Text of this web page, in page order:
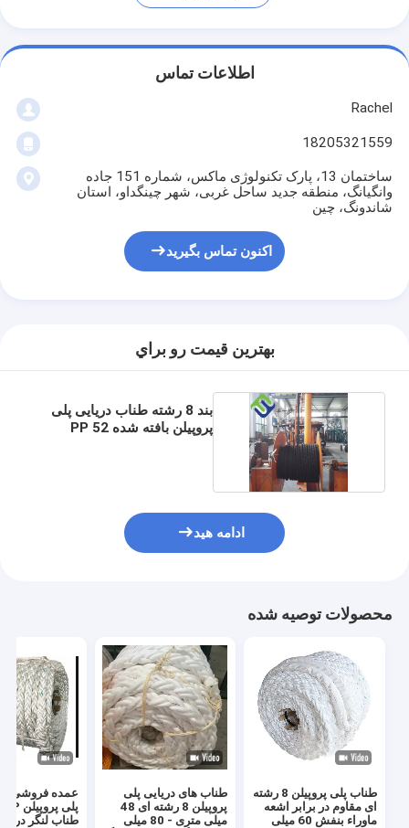
اطلاعات تماس
Rachel
18205321559
ساختمان 13، پارک تکنولوژی ماکس، شماره 151 جاده
وانگیانگ، منطقه جدید ساحل غربی، شهر چینگداو، استان
شاندونگ، چین
اکنون تماس بگیرید
بهترين قيمت رو براي
بند 8 رشته طناب دریایی پلی
پروپیلن بافته شده PP 52
ادامه هید
محصولات توصیه شده
طناب پلی پروپیلن 8 رشته
ای مقاوم در برابر اشعه
ماوراء بنفش 60 میلی
طناب های دریایی پلی
پروپیلن 8 رشته ای 48
میلی متری - 80 میلی
طناب لنگر